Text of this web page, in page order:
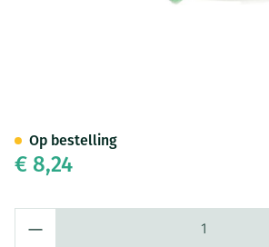
€ 8,24
Op bestelling